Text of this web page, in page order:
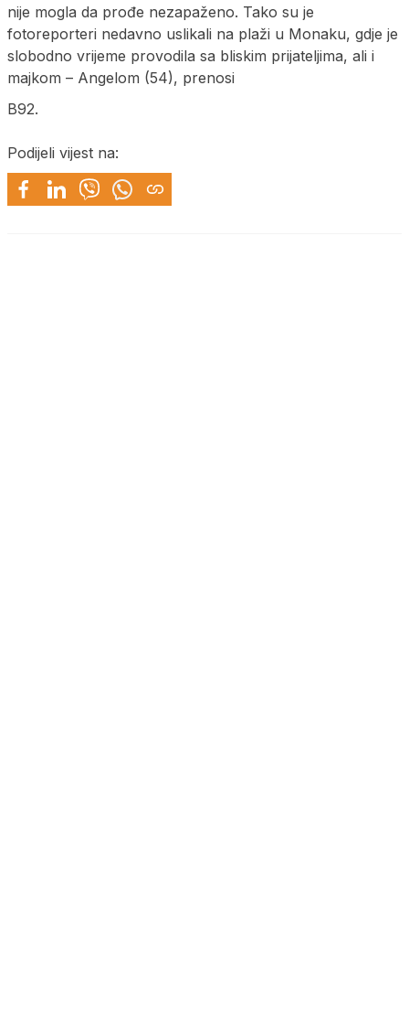
nije mogla da prođe nezapaženo. Tako su je
fotoreporteri nedavno uslikali na plaži u Monaku, gdje je
slobodno vrijeme provodila sa bliskim prijateljima, ali i
majkom – Angelom (54), prenosi
B92.
Podijeli vijest na: